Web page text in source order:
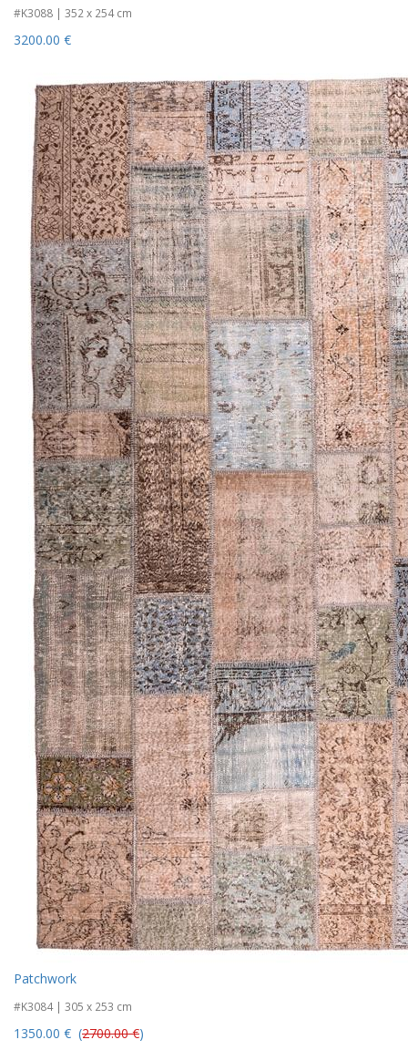
#K3088 | 352 x 254 cm
3200.00 €
Patchwork
#K3084 | 305 x 253 cm
1350.00 € (2700.00 €)